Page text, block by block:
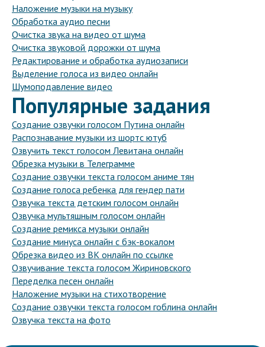
Наложение музыки на музыку
Обработка аудио песни
Очистка звука на видео от шума
Очистка звуковой дорожки от шума
Редактирование и обработка аудиозаписи
Выделение голоса из видео онлайн
Шумоподавление видео
Популярные задания
Создание озвучки голосом Путина онлайн
Распознавание музыки из шортс ютуб
Озвучить текст голосом Левитана онлайн
Обрезка музыки в Телеграмме
Создание озвучки текста голосом аниме тян
Создание голоса ребенка для гендер пати
Озвучка текста детским голосом онлайн
Озвучка мультяшным голосом онлайн
Создание ремикса музыки онлайн
Создание минуса онлайн с бэк-вокалом
Обрезка видео из ВК онлайн по ссылке
Озвучивание текста голосом Жириновского
Переделка песен онлайн
Наложение музыки на стихотворение
Создание озвучки текста голосом гоблина онлайн
Озвучка текста на фото